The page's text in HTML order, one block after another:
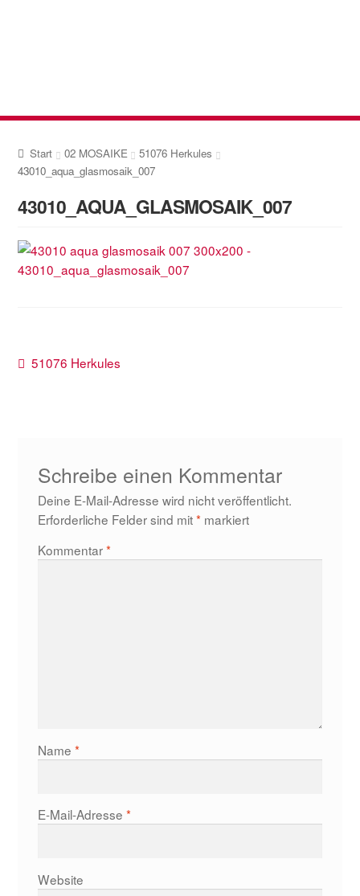
Start 02 MOSAIKE
51076 Herkules
43010_aqua_glasmosaik_007
43010_AQUA_GLASMOSAIK_007
Beitragsnavigation
Vorheriger
51076 Herkules
Schreibe einen Kommentar
Deine E-Mail-Adresse wird nicht veröffentlicht.
Erforderliche Felder sind mit* markiert
Kommentar*
Name *
E-Mail-Adresse *
Website